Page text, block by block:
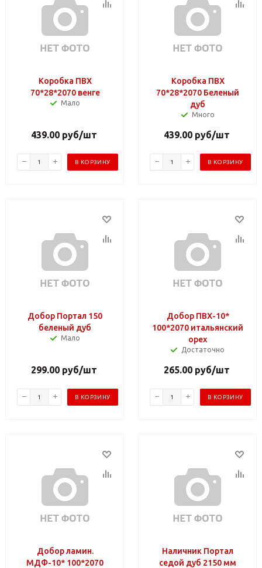
Коробка ПВХ
70*28*2070 венге
Мало
439.00руб/шт
В КОРЗИНУ
Коробка ПВХ
70*28*2070 Беленый
дуб
Много
439.00руб/шт
В КОРЗИНУ
Добор Портал 150
беленый дуб
Мало
299.00руб/шт
В КОРЗИНУ
Добор ПВХ-10*
100*2070 итальянский
орех
Достаточно
265.00руб/шт
В КОРЗИНУ
Добор ламин.
МДФ-10* 100*2070
Наличник Портал
седой дуб 2150 мм